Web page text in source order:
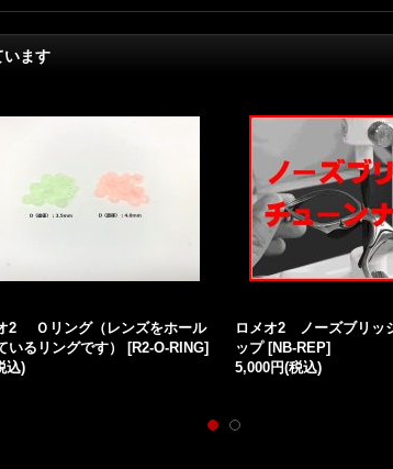
います
2 Ｏリング（レンズをホール
いるリングです）
[R2-O-RING]
込)
ロメオ2 ノーズブリッ
ップ [NB-REP]
5,000円(税込)